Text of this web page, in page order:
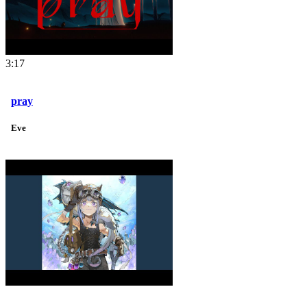
3:17
pray
Eve